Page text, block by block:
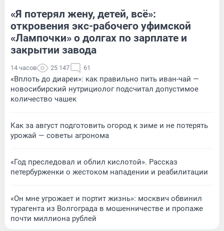
«Я потерял жену, детей, всё»:
откровения экс-рабочего уфимской
«Лампочки» о долгах по зарплате и
закрытии завода
14 часов 25 147 61
«Вплоть до диареи»: как правильно пить иван-чай —
новосибирский нутрициолог подсчитал допустимое
количество чашек
Как за август подготовить огород к зиме и не потерять
урожай — советы агронома
«Год преследовал и облил кислотой». Рассказ
петербурженки о жестоком нападении и реабилитации
«Он мне угрожает и портит жизнь»: москвич обвинил
турагента из Волгограда в мошенничестве и пропаже
почти миллиона рублей